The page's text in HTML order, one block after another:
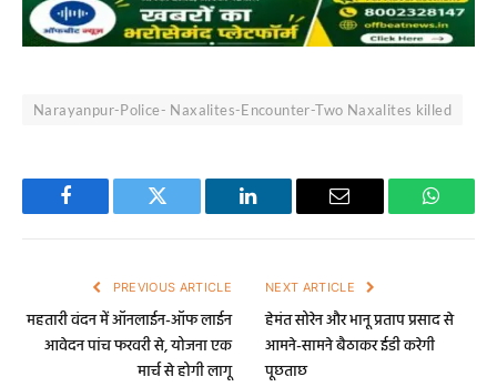
Narayanpur-Police- Naxalites-Encounter-Two Naxalites killed
Facebook Twitter LinkedIn Email
PREVIOUS ARTICLE
महतारी वंदन में ऑनलाईन-ऑफ लाईन
आवेदन पांच फरवरी से, योजना एक
मार्च से होगी लागू
NEXT ARTICLE
हेमंत सोरेन और भानू प्रताप प्रसाद से
आमने-सामने बैठाकर ईडी करेगी
पूछताछ